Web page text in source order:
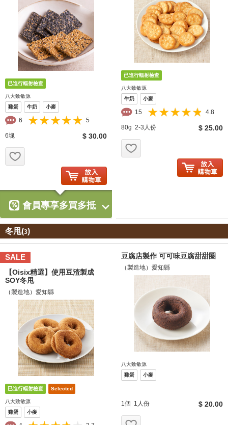
八大致敏源
雞蛋
牛奶 小麥
6 5
6塊 $ 30.00
會員專享多買多抵
八大致敏源
牛奶
小麥
15 4.8
80g 2-3人份 $ 25.00
冬甩(3)
SALE
【Oisix精選】使用豆渣製成
SOY冬甩
（製造地）愛知縣
八大致敏源
雞蛋
小麥
豆腐店製作 可可味豆腐甜甜圈
（製造地）愛知縣
八大致敏源
雞蛋
小麥
1個 1人份 $ 20.00